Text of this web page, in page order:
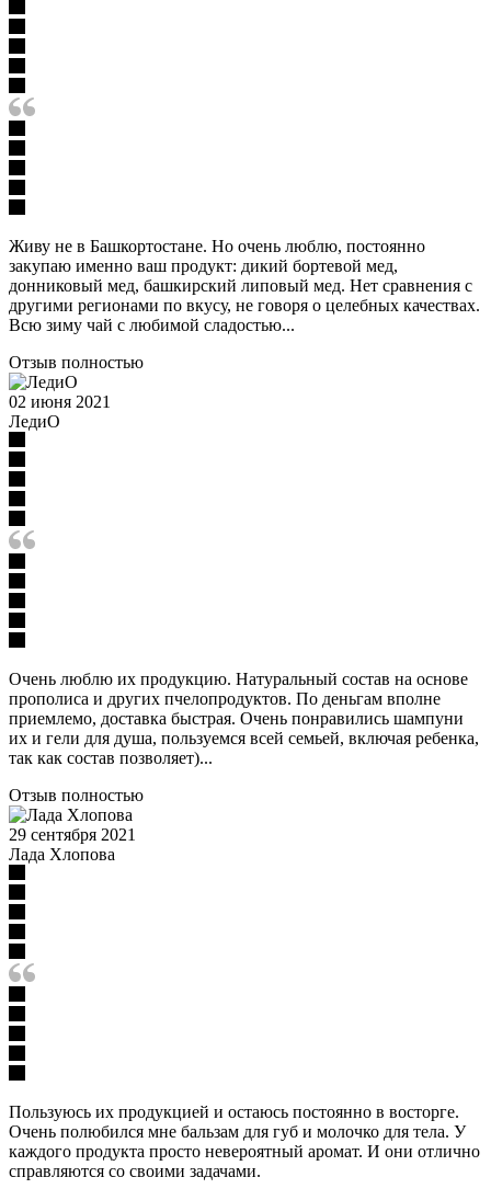
Живу не в Башкортостане. Но очень люблю, постоянно
закупаю именно ваш продукт: дикий бортевой мед,
донниковый мед, башкирский липовый мед. Нет сравнения с
другими регионами по вкусу, не говоря о целебных качествах.
Всю зиму чай с любимой сладостью...
Отзыв полностью
02 июня 2021
ЛедиО
Очень люблю их продукцию. Натуральный состав на основе
прополиса и других пчелопродуктов. По деньгам вполне
приемлемо, доставка быстрая. Очень понравились шампуни
их и гели для душа, пользуемся всей семьей, включая ребенка,
так как состав позволяет)...
Отзыв полностью
29 сентября 2021
Лада Хлопова
Пользуюсь их продукцией и остаюсь постоянно в восторге.
Очень полюбился мне бальзам для губ и молочко для тела. У
каждого продукта просто невероятный аромат. И они отлично
справляются со своими задачами.